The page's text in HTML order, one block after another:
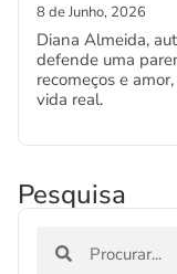
8 de Junho, 2026
Diana Almeida,
defende uma
recomeços e
vida real.
Pesquisa